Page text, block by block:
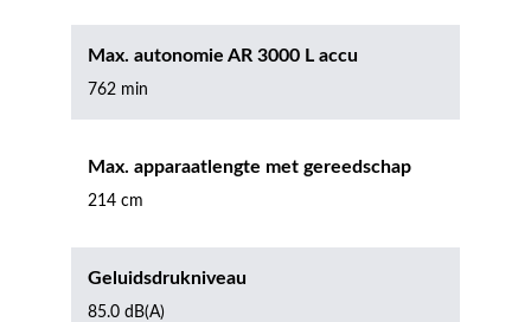
Max. autonomie AR 3000 L accu
762 min
Max. apparaatlengte met gereedschap
214 cm
Geluidsdrukniveau
85.0 dB(A)